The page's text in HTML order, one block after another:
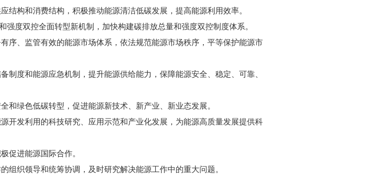
结构和消费结构，积极推动能源清洁低碳发展，提高能源利用效率。
度双控全面转型新机制，加快构建碳排放总量和强度双控制度体系。
序、监管有效的能源市场体系，依法规范能源市场秩序，平等保护能源市
制度和能源应急机制，提升能源供给能力，保障能源安全、稳定、可靠、
和绿色低碳转型，促进能源新技术、新产业、新业态发展。
开发利用的科技研究、应用示范和产业化发展，为能源高质量发展提供科
促进能源国际合作。
组织领导和统筹协调，及时研究解决能源工作中的重大问题。